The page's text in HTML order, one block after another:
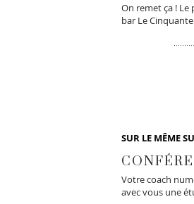
On remet ça !
bar Le
SUR LE MÊME
Votre coach
avec vous une